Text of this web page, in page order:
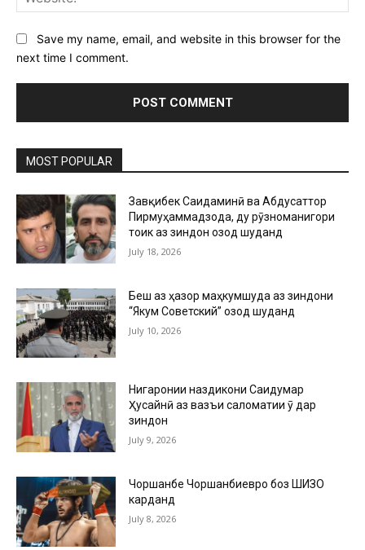
Save my name, email, and website in this browser for the
next time I comment.
MOST POPULAR
Завқибек Саидаминӣ ва Абдусаттор
Пирмуҳаммадзода, ду рӯзноманигори
тоҷик аз зиндон озод шуданд
July 18, 2026
Беш аз ҳазор маҳкумшуда аз зиндони
“Якум Советский” озод шуданд
July 10, 2026
Нигаронии наздикони Саидумар
Ҳусайнӣ аз вазъи саломатии ӯ дар
зиндон
July 9, 2026
Чоршанбе Чоршанбиевро боз ШИЗО
карданд
July 8, 2026